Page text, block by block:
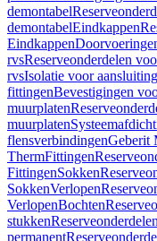
demontabel
demontabelEindkappen
Eindkappen
rvsReserveonderdelen
rvsIsolatie voor
fittingenBevestigingen
muurplaten
muurplaten
flensverbindingenGeberit
ThermFittingen
FittingenSokken
SokkenVerlopen
VerlopenBochten
stukken
permanent